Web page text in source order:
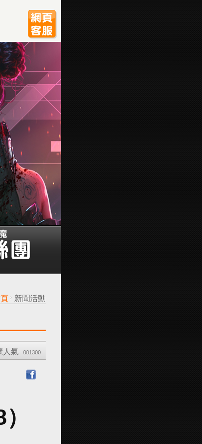
新聞活動
人氣 001300